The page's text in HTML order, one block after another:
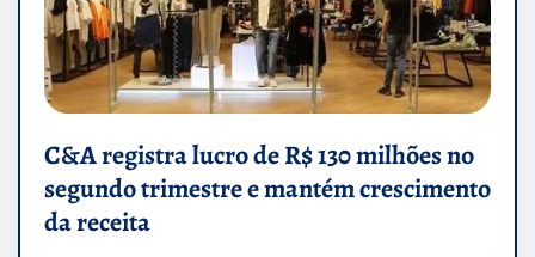
C&A registra lucro de R$ 130 milhões no
segundo trimestre e mantém crescimento
da receita